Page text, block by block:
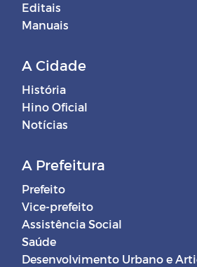
Editais
Manuais
A Cidade
História
Hino Oficial
Notícias
A Prefeitura
Prefeito
Vice-prefeito
Assistência Social
Saúde
Desenvolvimento Urbano e